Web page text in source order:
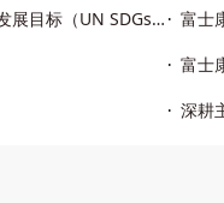
富士康工业富联发布了《联合国可持续发展目标（UN SDGs）进展报告（2024-2025）》
富士